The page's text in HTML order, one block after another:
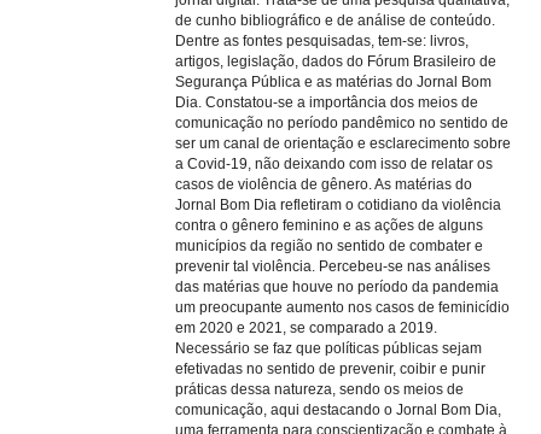
de cunho bibliográfico e de análise de conteúdo.
Dentre as fontes pesquisadas, tem-se: livros,
artigos, legislação, dados do Fórum Brasileiro de
Segurança Pública e as matérias do Jornal Bom
Dia. Constatou-se a importância dos meios de
comunicação no período pandêmico no sentido de
ser um canal de orientação e esclarecimento sobre
a Covid-19, não deixando com isso de relatar os
casos de violência de gênero. As matérias do
Jornal Bom Dia refletiram o cotidiano da violência
contra o gênero feminino e as ações de alguns
municípios da região no sentido de combater e
prevenir tal violência. Percebeu-se nas análises
das matérias que houve no período da pandemia
um preocupante aumento nos casos de feminicídio
em 2020 e 2021, se comparado a 2019.
Necessário se faz que políticas públicas sejam
efetivadas no sentido de prevenir, coibir e punir
práticas dessa natureza, sendo os meios de
comunicação, aqui destacando o Jornal Bom Dia,
uma ferramenta para conscientização e combate à